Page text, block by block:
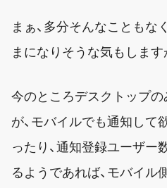
まぁ、多分そんなこともな
まになりそうな気もします
今のところデスクトップ
が、モバイルでも通知して
ったり、通知登録ユーザー
るようであれば、モバイル